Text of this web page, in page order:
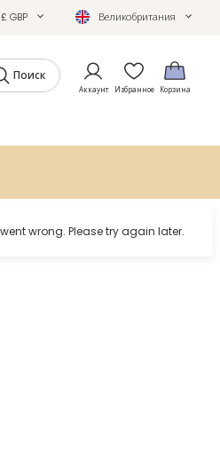
£ GBP Великобритания
Поиск
Аккаунт Избранное Корзина